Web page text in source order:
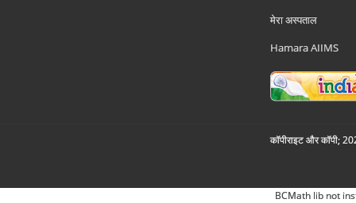
मेरा अस्पताल
Hamara AIIMS
कॉपीराइट और कॉपी;
BCMath lib not